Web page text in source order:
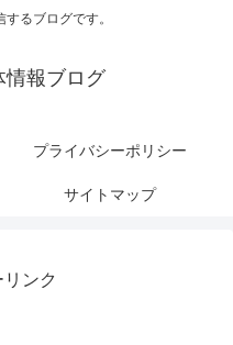
るブログです。
情報ブログ
プライバシーポリシー
サイトマップ
ンク